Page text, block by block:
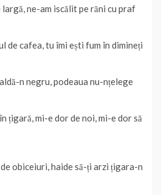
largă, ne-am iscălit pe răni cu praf
de cafea, tu îmi ești fum în dimineți
n negru, podeaua nu-nțelege
țigară, mi-e dor de noi, mi-e dor să
obiceiuri, haide să-ți arzi țigara-n